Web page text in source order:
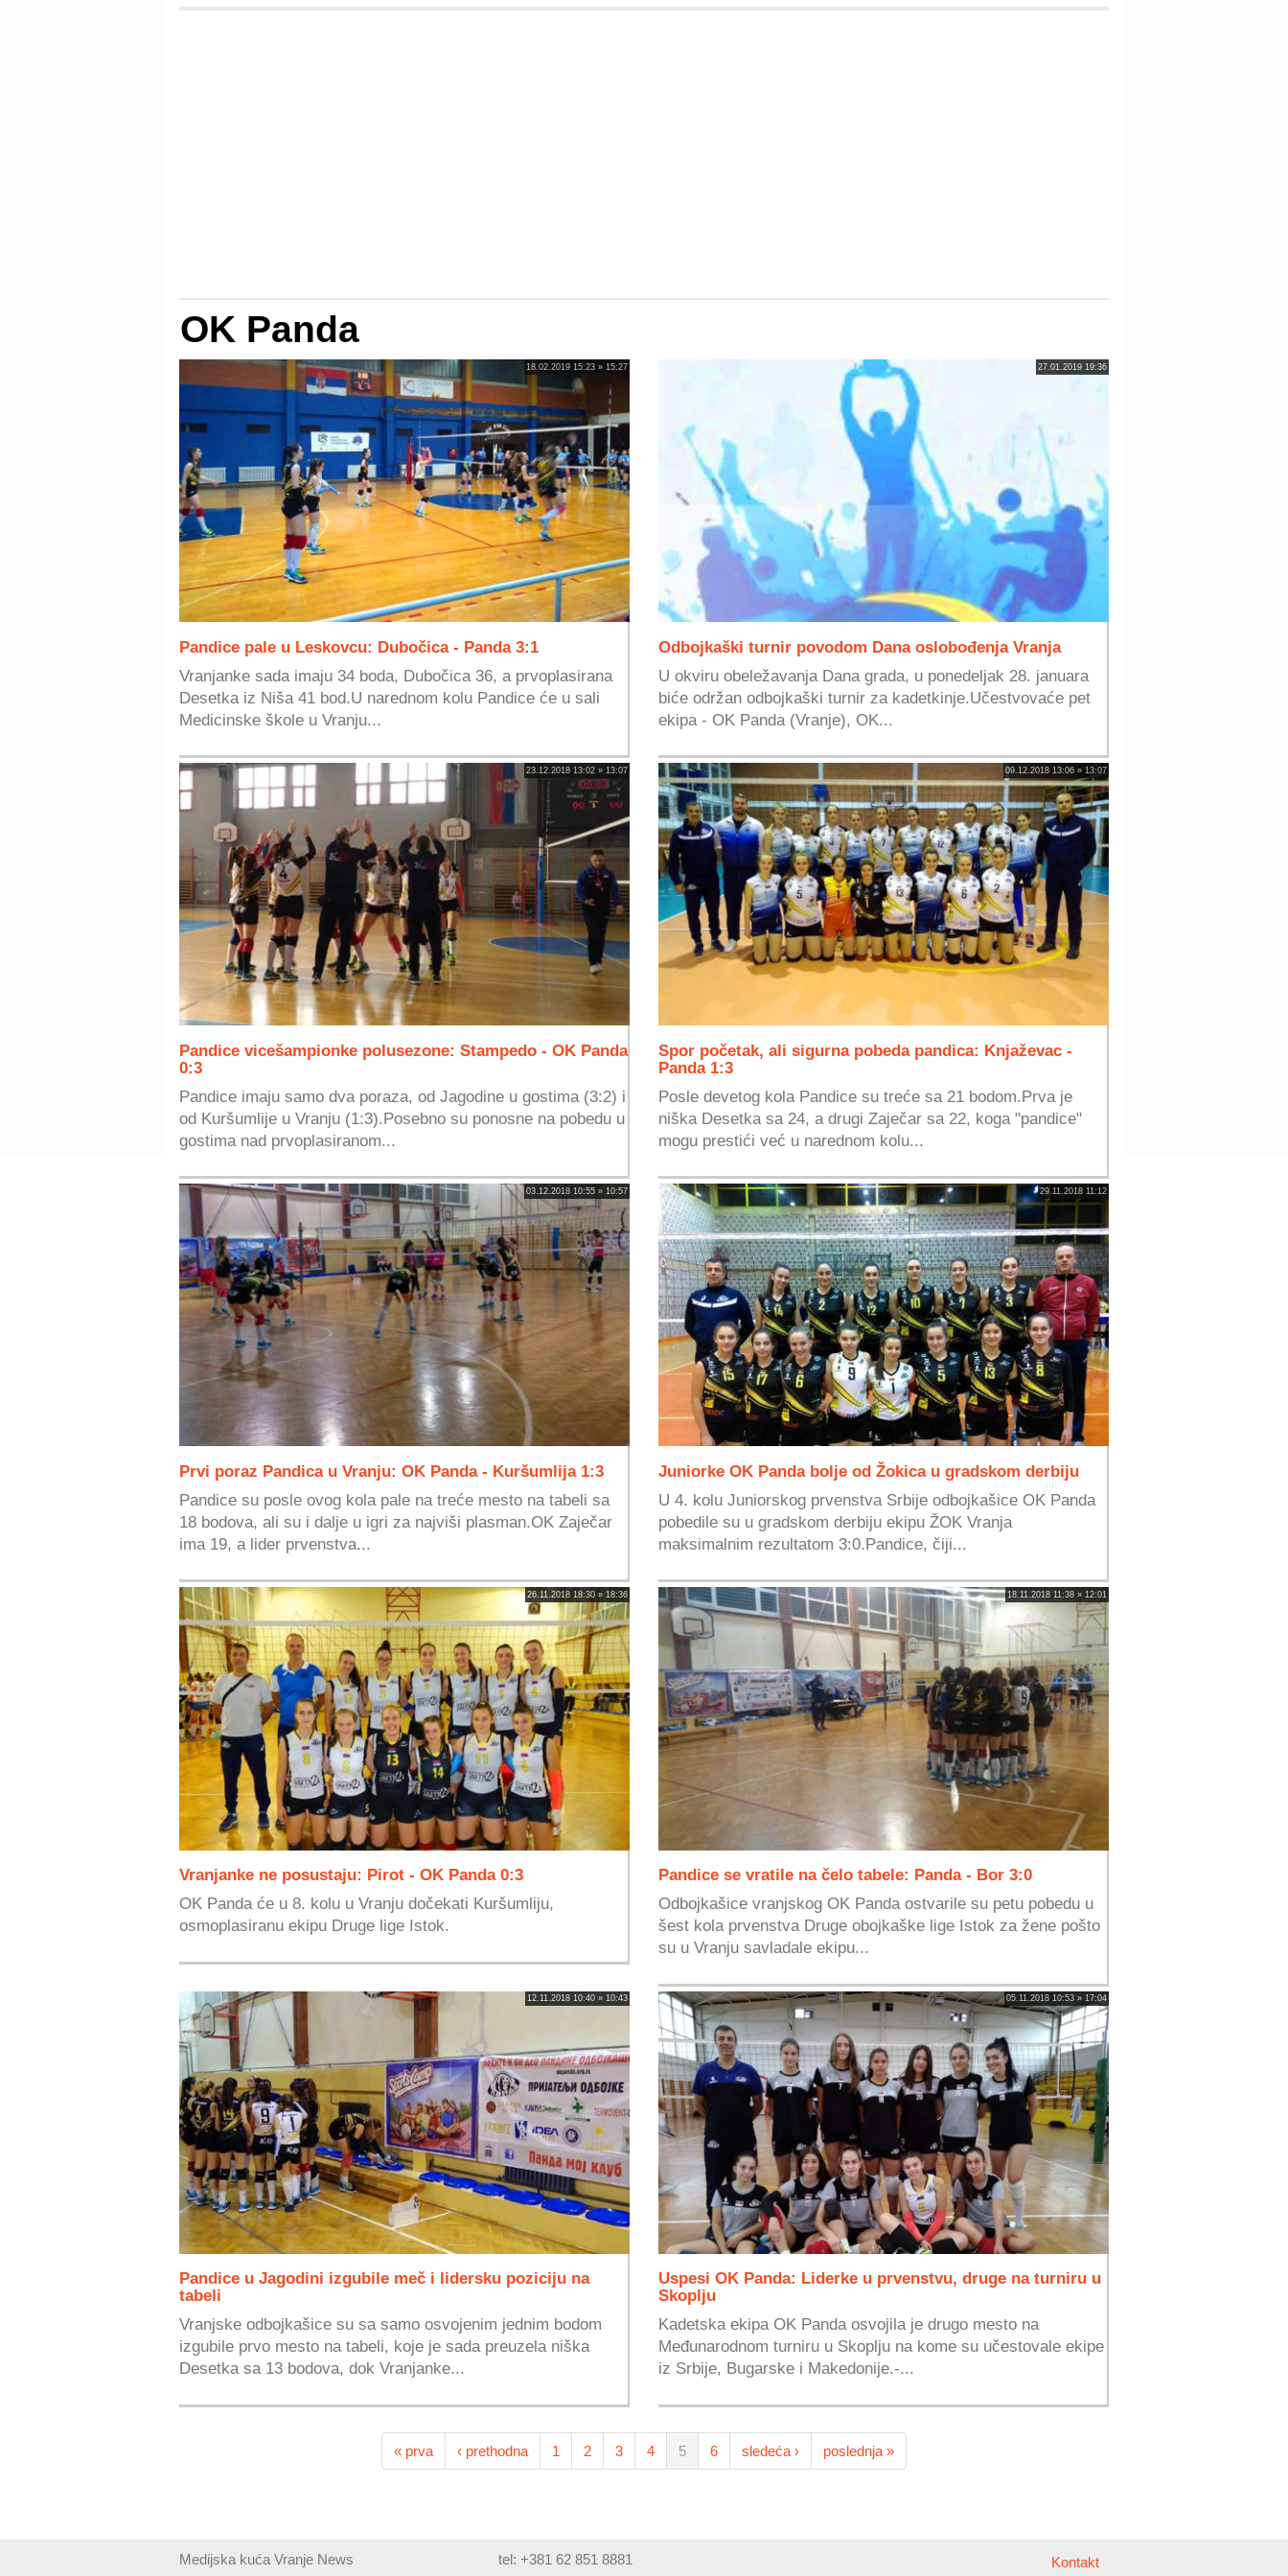
OK Panda
18.02.2019 15:23 » 15:27
Pandice pale u Leskovcu: Dubočica - Panda 3:1
Vranjanke sada imaju 34 boda, Dubočica 36, a prvoplasirana
Desetka iz Niša 41 bod.U narednom kolu Pandice će u sali
Medicinske škole u Vranju...
27.01.2019 19:36
Odbojkaški turnir povodom Dana oslobođenja Vranja
U okviru obeležavanja Dana grada, u ponedeljak 28. januara
biće održan odbojkaški turnir za kadetkinje.Učestvovaće pet
ekipa - OK Panda (Vranje), OK...
23.12.2018 13:02 » 13:07
Pandice vicešampionke polusezone: Stampedo - OK Panda
0:3
Pandice imaju samo dva poraza, od Jagodine u gostima (3:2) i
od Kuršumlije u Vranju (1:3).Posebno su ponosne na pobedu u
gostima nad prvoplasiranom...
09.12.2018 13:06 » 13:07
Spor početak, ali sigurna pobeda pandica: Knjaževac -
Panda 1:3
Posle devetog kola Pandice su treće sa 21 bodom.Prva je
niška Desetka sa 24, a drugi Zaječar sa 22, koga "pandice"
mogu prestići već u narednom kolu...
03.12.2018 10:55 » 10:57
Prvi poraz Pandica u Vranju: OK Panda - Kuršumlija 1:3
Pandice su posle ovog kola pale na treće mesto na tabeli sa
18 bodova, ali su i dalje u igri za najviši plasman.OK Zaječar
ima 19, a lider prvenstva...
29.11.2018 11:12
Juniorke OK Panda bolje od Žokica u gradskom derbiju
U 4. kolu Juniorskog prvenstva Srbije odbojkašice OK Panda
pobedile su u gradskom derbiju ekipu ŽOK Vranja
maksimalnim rezultatom 3:0.Pandice, čiji...
26.11.2018 18:30 » 18:36
Vranjanke ne posustaju: Pirot - OK Panda 0:3
OK Panda će u 8. kolu u Vranju dočekati Kuršumliju,
osmoplasiranu ekipu Druge lige Istok.
18.11.2018 11:38 » 12:01
Pandice se vratile na čelo tabele: Panda - Bor 3:0
Odbojkašice vranjskog OK Panda ostvarile su petu pobedu u
šest kola prvenstva Druge obojkaške lige Istok za žene pošto
su u Vranju savladale ekipu...
12.11.2018 10:40 » 10:43
Pandice u Jagodini izgubile meč i lidersku poziciju na
tabeli
Vranjske odbojkašice su sa samo osvojenim jednim bodom
izgubile prvo mesto na tabeli, koje je sada preuzela niška
Desetka sa 13 bodova, dok Vranjanke...
05.11.2018 10:53 » 17:04
Uspesi OK Panda: Liderke u prvenstvu, druge na turniru u
Skoplju
Kadetska ekipa OK Panda osvojila je drugo mesto na
Međunarodnom turniru u Skoplju na kome su učestovale ekipe
iz Srbije, Bugarske i Makedonije.-...
« prva ‹ prethodna 1 2 3 4 5 6 sledeća › poslednja »
Medijska kuća Vranje News tel: +381 62 851 8881 Kontakt